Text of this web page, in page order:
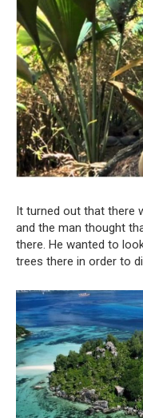
It turned out that there
and the man thought
there. He wanted to
trees there in order to